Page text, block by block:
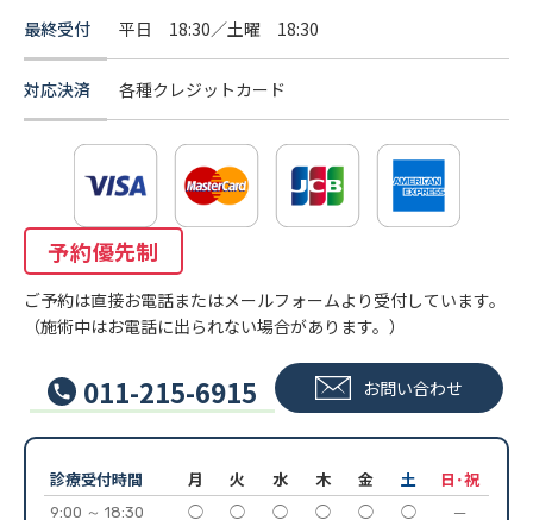
最終受付 平日 18:30／土曜 18:30
対応決済 各種クレジットカード
予約優先制
ご予約は直接お電話またはメールフォームより受付しています。
（施術中はお電話に出られない場合があります。）
011-215-6915 お問い合わせ
診療受付時間 月 火 水 木 金 土 日･祝
9:00 ～ 18:30 ◯ ◯ ◯ ◯ ◯ ◯ ─